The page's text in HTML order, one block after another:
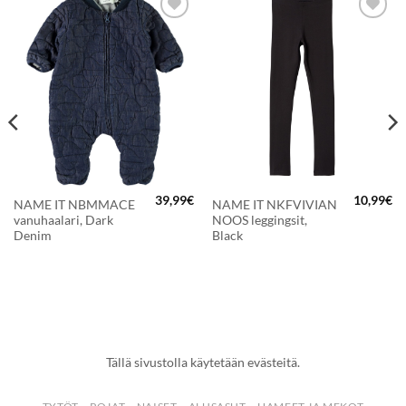
LISÄÄ
SUOSIKKEIHIN
NAME IT NBMMACE
vanuhaalari, Dark
Denim
39,99€
LISÄÄ
SUOSIKKEIHIN
NAME IT NKFVIVIAN
NOOS leggingsit,
Black
10,99€
Tällä sivustolla käytetään evästeitä.